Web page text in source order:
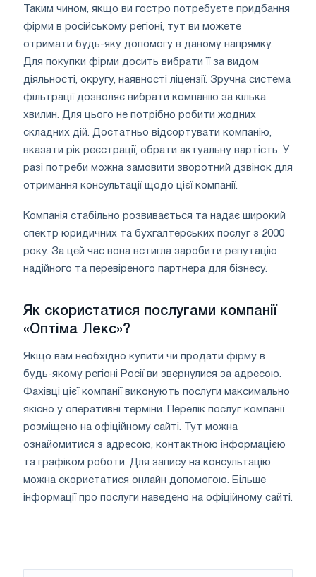
Таким чином, якщо ви гостро потребуєте придбання
фірми в російському регіоні, тут ви можете
отримати будь-яку допомогу в даному напрямку.
Для покупки фірми досить вибрати її за видом
діяльності, округу, наявності ліцензії. Зручна система
фільтрації дозволяє вибрати компанію за кілька
хвилин. Для цього не потрібно робити жодних
складних дій. Достатньо відсортувати компанію,
вказати рік реєстрації, обрати актуальну вартість. У
разі потреби можна замовити зворотний дзвінок для
отримання консультації щодо цієї компанії.
Компанія стабільно розвивається та надає широкий
спектр юридичних та бухгалтерських послуг з 2000
року. За цей час вона встигла заробити репутацію
надійного та перевіреного партнера для бізнесу.
Як скористатися послугами компанії
«Оптіма Лекс»?
Якщо вам необхідно купити чи продати фірму в
будь-якому регіоні Росії ви звернулися за адресою.
Фахівці цієї компанії виконують послуги максимально
якісно у оперативні терміни. Перелік послуг компанії
розміщено на офіційному сайті. Тут можна
ознайомитися з адресою, контактною інформацією
та графіком роботи. Для запису на консультацію
можна скористатися онлайн допомогою. Більше
інформації про послуги наведено на офіційному сайті.